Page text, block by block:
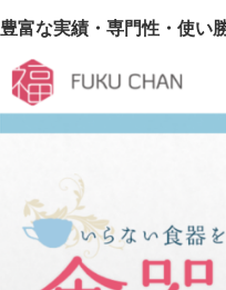
豊富な実績・専門性・使い